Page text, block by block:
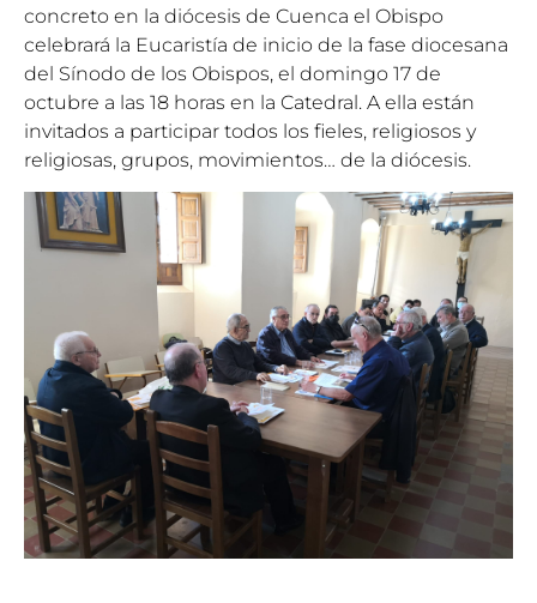
concreto en la diócesis de Cuenca el Obispo
celebrará la Eucaristía de inicio de la fase diocesana
del Sínodo de los Obispos, el domingo 17 de
octubre a las 18 horas en la Catedral. A ella están
invitados a participar todos los fieles, religiosos y
religiosas, grupos, movimientos… de la diócesis.